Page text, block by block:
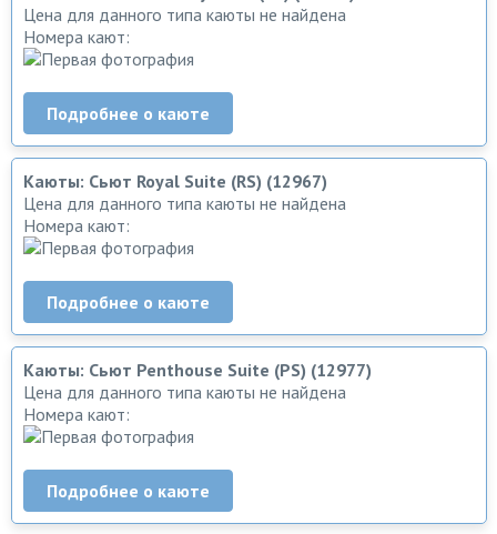
Цена для данного типа каюты не найдена
Номера кают:
Подробнее о каюте
Каюты: Сьют Royal Suite (RS) (12967)
Цена для данного типа каюты не найдена
Номера кают:
Подробнее о каюте
Каюты: Сьют Penthouse Suite (PS) (12977)
Цена для данного типа каюты не найдена
Номера кают:
Подробнее о каюте